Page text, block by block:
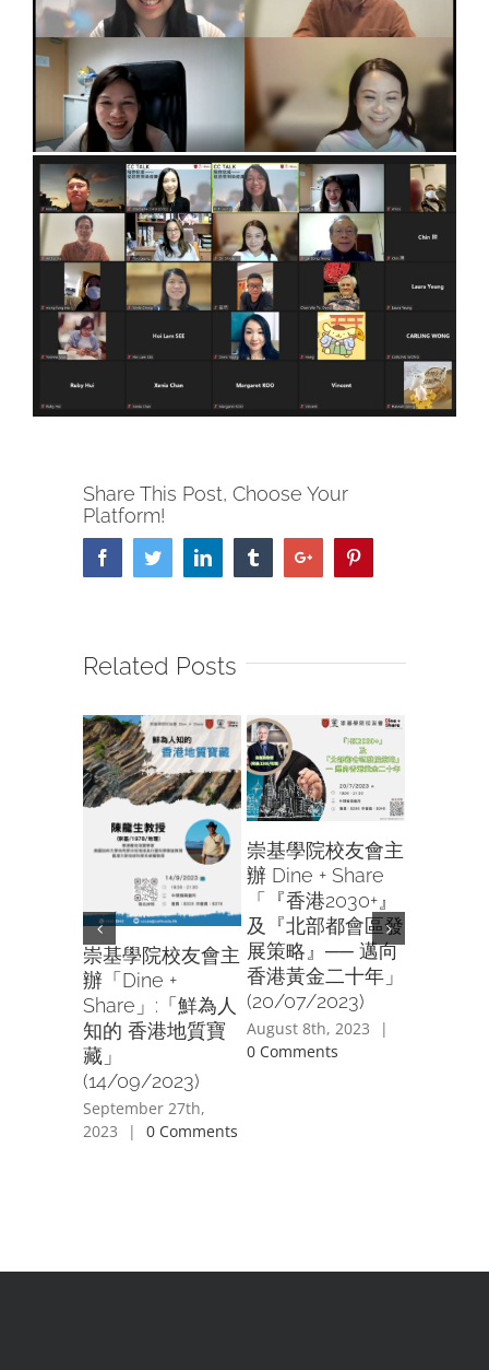
Share This Post, Choose Your
Platform!
FacebookTwitterLinkedin TumblrGoogle+
Related Posts
崇基學院校友會主
辦「Dine +
Share」:「鮮為人
知的 香港地質寶
藏」
(14/09/2023)
September 27th,
2023
| 0 Comments
崇基學院校友會主
辦 Dine + Share
「『香港2030+』
及『北部都會區發
展策略』── 邁向
香港黃金二十年」
(20/07/2023)
August 8th, 2023
|
0 Comments